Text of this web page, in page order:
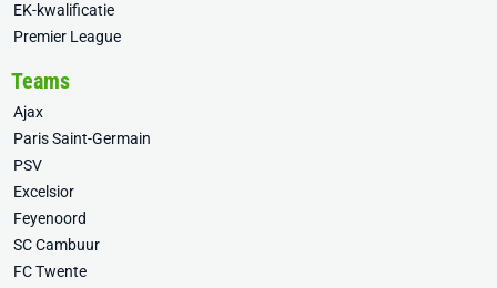
EK-kwalificatie
Premier League
Teams
Ajax
Paris Saint-Germain
PSV
Excelsior
Feyenoord
SC Cambuur
FC Twente